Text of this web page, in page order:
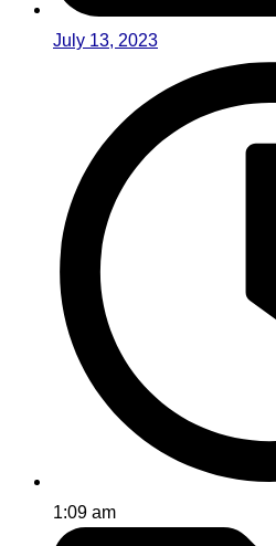
July 13, 2023
1:09 am